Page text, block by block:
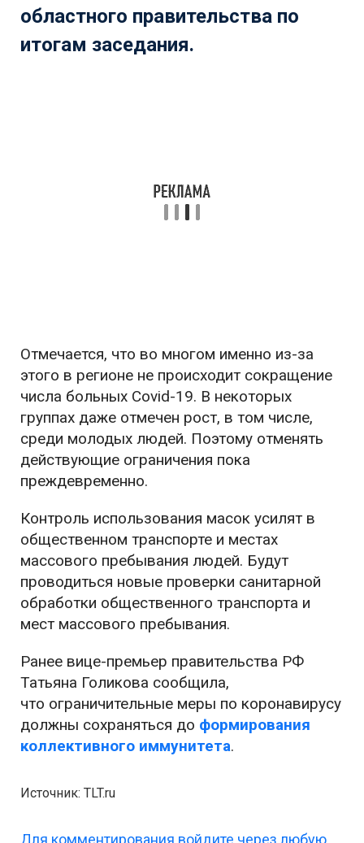
областного правительства по
итогам заседания.
Отмечается, что во многом именно из-за
этого в регионе не происходит сокращение
числа больных Covid-19. В некоторых
группах даже отмечен рост, в том числе,
среди молодых людей. Поэтому отменять
действующие ограничения пока
преждевременно.
Контроль использования масок усилят в
общественном транспорте и местах
массового пребывания людей. Будут
проводиться новые проверки санитарной
обработки общественного транспорта и
мест массового пребывания.
Ранее вице-премьер правительства РФ
Татьяна Голикова сообщила,
что ограничительные меры по коронавирусу
должны сохраняться до формирования
коллективного иммунитета.
Источник: TLT.ru
Для комментирования войдите через любую